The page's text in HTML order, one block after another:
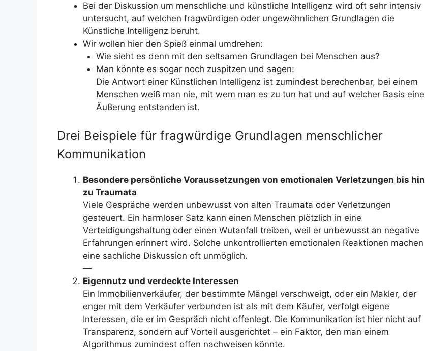
Bei der Diskussion um menschliche und künstliche Intelligenz wird oft sehr intensiv
untersucht, auf welchen fragwürdigen oder ungewöhnlichen Grundlagen die
Künstliche Intelligenz beruht.
Wir wollen hier den Spieß einmal umdrehen:
Wie sieht es denn mit den seltsamen Grundlagen bei Menschen aus?
Man könnte es sogar noch zuspitzen und sagen:
Die Antwort einer Künstlichen Intelligenz ist zumindest berechenbar, bei einem
Menschen weiß man nie, mit wem man es zu tun hat und auf welcher Basis eine
Äußerung entstanden ist.
Drei Beispiele für fragwürdige Grundlagen menschlicher
Kommunikation
Besondere persönliche Voraussetzungen von emotionalen Verletzungen bis hin
zu Traumata
Viele Gespräche werden unbewusst von alten Traumata oder Verletzungen
gesteuert. Ein harmloser Satz kann einen Menschen plötzlich in eine
Verteidigungshaltung oder einen Wutanfall treiben, weil er unbewusst an negative
Erfahrungen erinnert wird. Solche unkontrollierten emotionalen Reaktionen machen
eine sachliche Diskussion oft unmöglich.
—
Eigennutz und verdeckte Interessen
Ein Immobilienverkäufer, der bestimmte Mängel verschweigt, oder ein Makler, der
enger mit dem Verkäufer verbunden ist als mit dem Käufer, verfolgt eigene
Interessen, die er im Gespräch nicht offenlegt. Die Kommunikation ist hier nicht auf
Transparenz, sondern auf Vorteil ausgerichtet – ein Faktor, den man einem
Algorithmus zumindest offen nachweisen könnte.